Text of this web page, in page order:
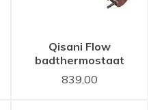
Qisani Flow
badthermostaat
Copper / Koper
839,00